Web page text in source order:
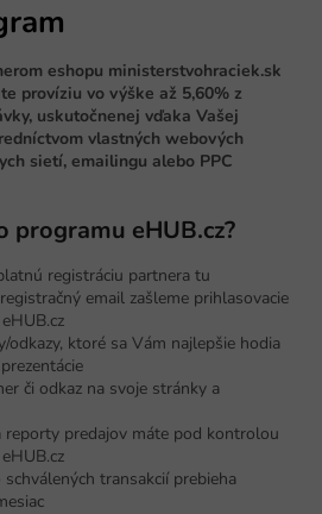
eshopu ministerstvohraciek.sk
províziu vo výške až 5,60% z
uskutočnenej vďaka Vašej
vlastných webových
sietí, emailingu alebo PPC
programu eHUB.cz?
registráciu partnera tu
email zašleme prihlasovacie
odkazy, ktoré sa Vám najlepšie hodia
či odkaz na svoje stránky a
predajov máte pod kontrolou
transakcií prebieha